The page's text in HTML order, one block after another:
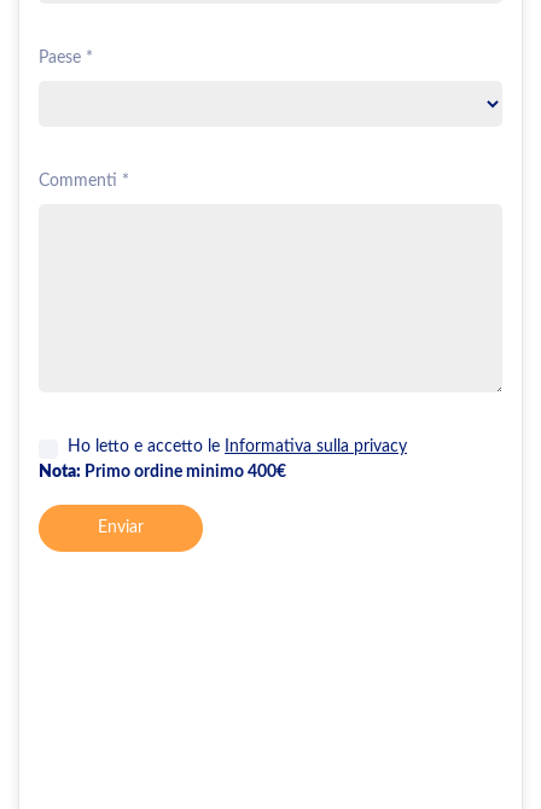
Paese *
Commenti *
Ho letto e accetto le
Informativa sulla privacy
Nota: Primo ordine minimo 400€
Enviar